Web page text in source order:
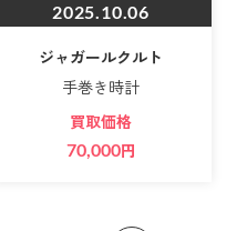
2025.10.06
ジャガールクルト
手巻き時計
買取価格
70,000円